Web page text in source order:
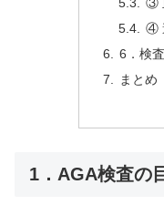
③
④
6．検
まとめ
1．AGA検査の